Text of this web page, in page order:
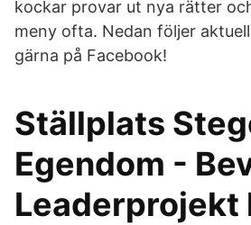
kockar provar ut nya rätter
meny ofta. Nedan följer
gärna på Facebook!
Ställplats
Egendom -
Leaderprojekt